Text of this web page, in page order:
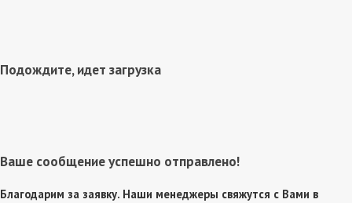
Подождите, идет загрузка
Ваше сообщение успешно отправлено!
Благодарим за заявку. Наши менеджеры свяжутся с Вами в